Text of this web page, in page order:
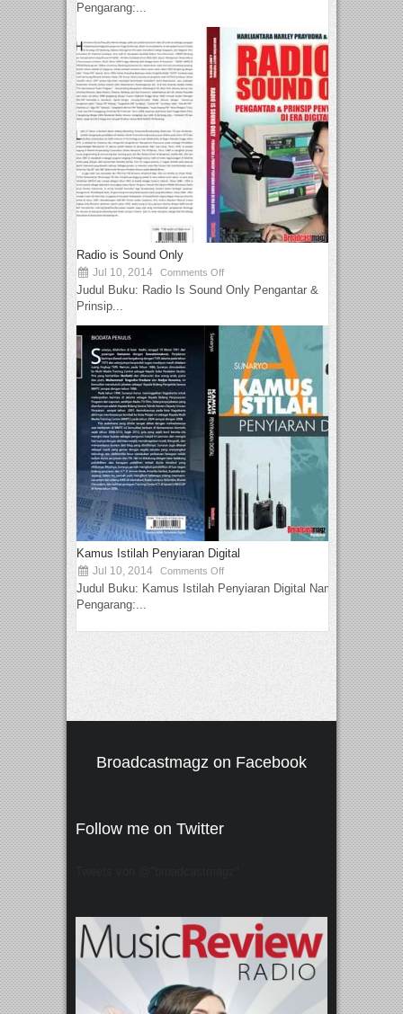
Pengarang:...
Radio is Sound Only
Jul 10, 2014 Comments Off
Judul Buku: Radio Is Sound Only Pengantar &
Prinsip...
Kamus Istilah Penyiaran Digital
Jul 10, 2014 Comments Off
Judul Buku: Kamus Istilah Penyiaran Digital Nama
Pengarang:...
Broadcastmagz on Facebook
Follow me on Twitter